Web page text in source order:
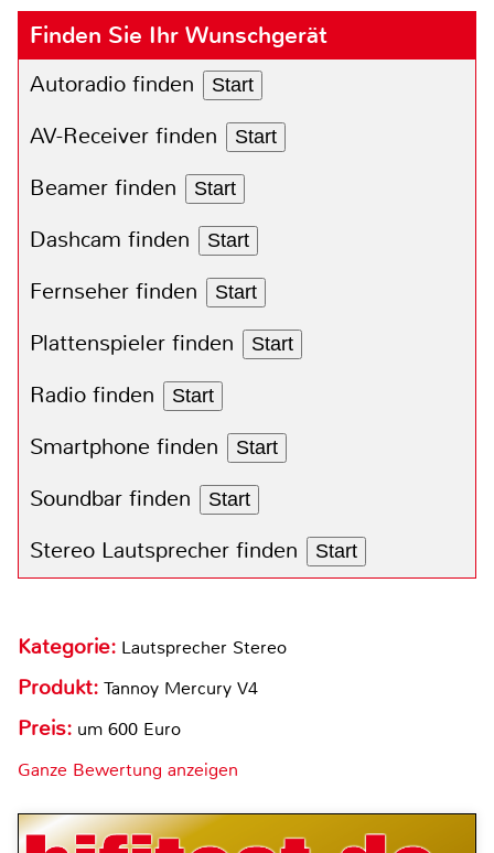
Finden Sie Ihr Wunschgerät
Autoradio finden Start
AV-Receiver finden Start
Beamer finden Start
Dashcam finden Start
Fernseher finden Start
Plattenspieler finden Start
Radio finden Start
Smartphone finden Start
Soundbar finden Start
Stereo Lautsprecher finden Start
Kategorie: Lautsprecher Stereo
Produkt: Tannoy Mercury V4
Preis: um 600 Euro
Ganze Bewertung anzeigen